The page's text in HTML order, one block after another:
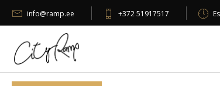
info@ramp.ee +372 51917517